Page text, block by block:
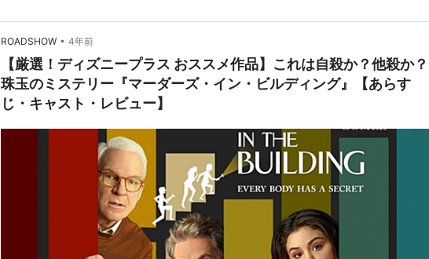
ROADSHOW • 4年前
【厳選！ディズニープラス おススメ作品】これは自殺か？他殺か？
珠玉のミステリー『マーダーズ・イン・ビルディング』【あらす
じ・キャスト・レビュー】